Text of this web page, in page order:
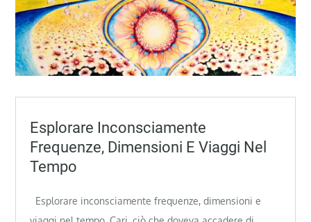
Esplorare Inconsciamente
Frequenze, Dimensioni E Viaggi Nel
Tempo
Esplorare inconsciamente frequenze, dimensioni e